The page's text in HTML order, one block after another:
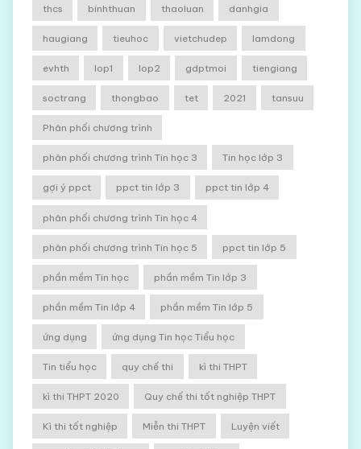
thcs binhthuan thaoluan danhgia
haugiang tieuhoc vietchudep lamdong
evhth lop1 lop2 gdptmoi tiengiang
soctrang thongbao tet 2021 tansuu
Phân phối chương trình
phân phối chương trình Tin học 3 Tin học lớp 3
gợi ý ppct ppct tin lớp 3 ppct tin lớp 4
phân phối chương trình Tin học 4
phân phối chương trình Tin học 5 ppct tin lớp 5
phần mềm Tin học phần mềm Tin lớp 3
phần mềm Tin lớp 4 phần mềm Tin lớp 5
ứng dụng ứng dụng Tin học Tiểu học
Tin tiểu học quy chế thi kì thi THPT
kì thi THPT 2020 Quy chế thi tốt nghiệp THPT
Kì thi tốt nghiệp Miễn thi THPT Luyện viết